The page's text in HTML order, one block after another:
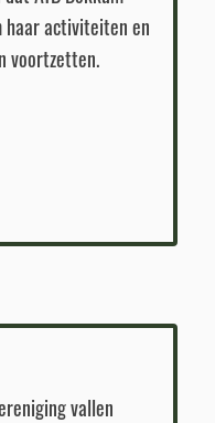
haar activiteiten en
voortzetten.
vallen